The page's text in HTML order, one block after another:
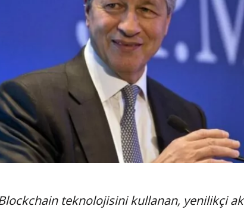
teknolojisini kullanan, yenilikçi